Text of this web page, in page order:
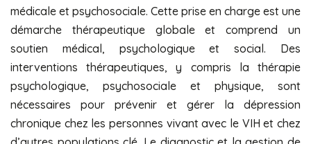
médicale et psychosociale. Cette prise en charge est une
démarche thérapeutique globale et comprend un
soutien médical, psychologique et social. Des
interventions thérapeutiques, y compris la thérapie
psychologique, psychosociale et physique, sont
nécessaires pour prévenir et gérer la dépression
chronique chez les personnes vivant avec le VIH et chez